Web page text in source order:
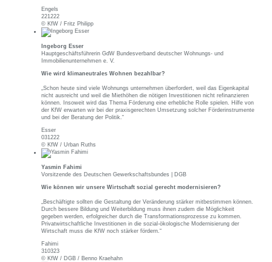
Engels
221222
© KfW / Fritz Philipp
Ingeborg Esser
Hauptgeschäftsführerin GdW Bundesverband deutscher Wohnungs- und
Immobilienunternehmen e. V.
Wie wird klimaneutrales Wohnen bezahlbar?
„Schon heute sind viele Wohnungs unternehmen überfordert, weil das Eigenkapital
nicht ausreicht und weil die Miethöhen die nötigen Investitionen nicht refinanzieren
können. Insoweit wird das Thema Förderung eine erhebliche Rolle spielen. Hilfe von
der KfW erwarten wir bei der praxisgerechten Umsetzung solcher Förderinstrumente
und bei der Beratung der Politik.“
Esser
031222
© KfW / Urban Ruths
Yasmin Fahimi
Vorsitzende des Deutschen Gewerkschaftsbundes | DGB
Wie können wir unsere Wirtschaft sozial gerecht modernisieren?
„Beschäftigte sollten die Gestaltung der Veränderung stärker mitbestimmen können.
Durch bessere Bildung und Weiterbildung muss ihnen zudem die Möglichkeit
gegeben werden, erfolgreicher durch die Transformationsprozesse zu kommen.
Privatwirtschaftliche Investitionen in die sozial-ökologische Modernisierung der
Wirtschaft muss die KfW noch stärker fördern.“
Fahimi
310323
© KfW / DGB / Benno Kraehahn